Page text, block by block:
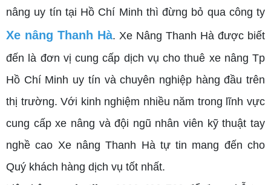
nâng uy tín tại Hồ Chí Minh thì đừng bỏ qua công ty
Xe nâng Thanh Hà. Xe Nâng Thanh Hà được biết
đến là đơn vị cung cấp dịch vụ cho thuê xe nâng Tp
Hồ Chí Minh uy tín và chuyên nghiệp hàng đầu trên
thị trường. Với kinh nghiệm nhiều năm trong lĩnh vực
cung cấp xe nâng và đội ngũ nhân viên kỹ thuật tay
nghề cao Xe nâng Thanh Hà tự tin mang đến cho
Quý khách hàng dịch vụ tốt nhất.